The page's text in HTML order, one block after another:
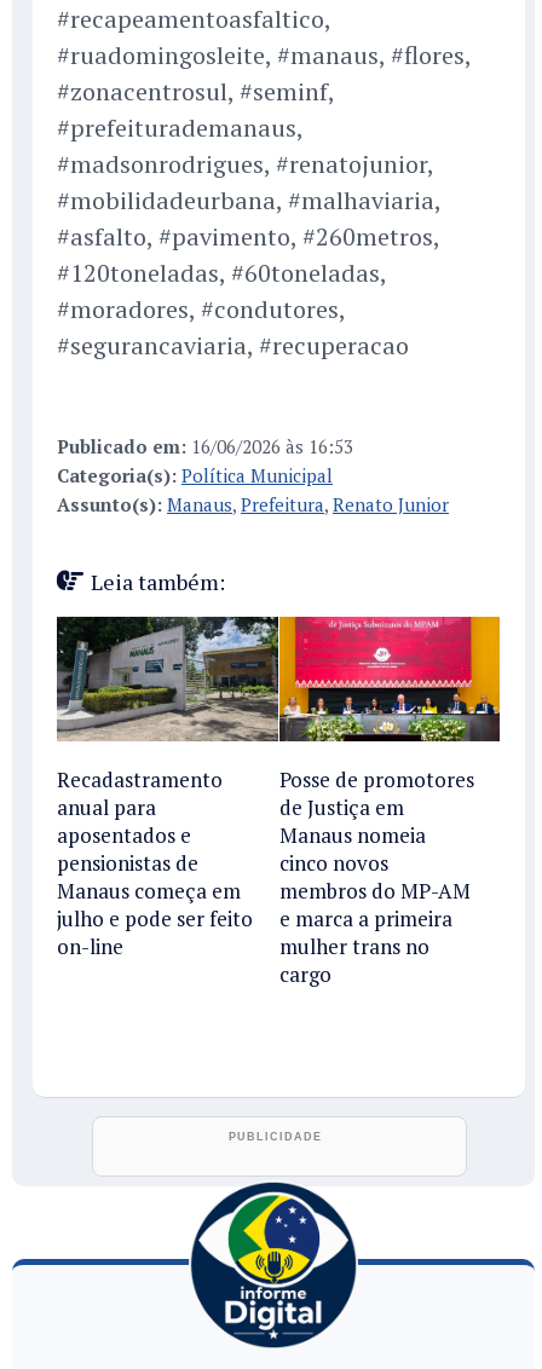
#recapeamentoasfaltico,
#ruadomingosleite, #manaus, #flores,
#zonacentrosul, #seminf,
#prefeiturademanaus,
#madsonrodrigues, #renatojunior,
#mobilidadeurbana, #malhaviaria,
#asfalto, #pavimento, #260metros,
#120toneladas, #60toneladas,
#moradores, #condutores,
#segurancaviaria, #recuperacao
Publicado em: 16/06/2026 às 16:53
Categoria(s): Política Municipal
Assunto(s): Manaus, Prefeitura, Renato Junior
Leia também:
Recadastramento
anual para
aposentados e
pensionistas de
Manaus começa em
julho e pode ser feito
on-line
Posse de promotores
de Justiça em
Manaus nomeia
cinco novos
membros do MP-AM
e marca a primeira
mulher trans no
cargo